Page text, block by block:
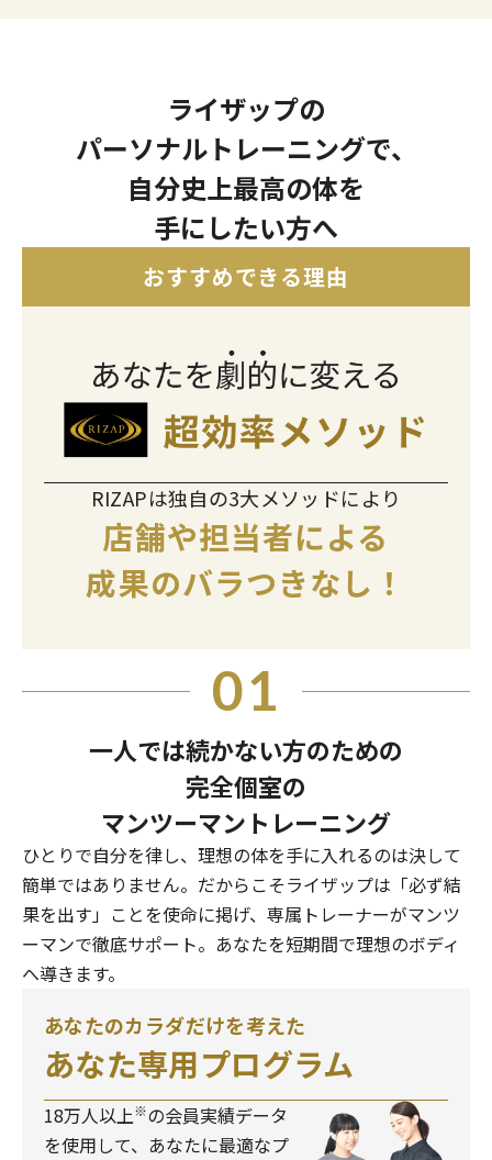
ライザップの
パーソナルトレーニングで、
自分史上最高の体を
手にしたい方へ
おすすめできる理由
RIZAPは独自の3大メソッドにより
店舗や担当者による
成果のバラつきなし！
01
一人では続かない方のための
完全個室の
マンツーマントレーニング
ひとりで自分を律し、理想の体を手に入れるのは決して
簡単ではありません。だからこそライザップは「必ず結
果を出す」ことを使命に掲げ、専属トレーナーがマンツ
ーマンで徹底サポート。あなたを短期間で理想のボディ
へ導きます。
あなたのカラダだけを考えた
あなた専用プログラム
18万人以上※の会員実績データ
を使用して、あなたに最適なプ